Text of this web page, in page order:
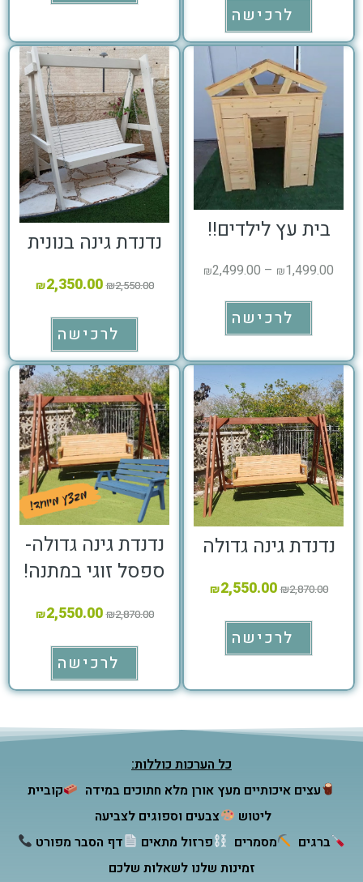
לרכישה
בית עץ לילדים!!
₪1,499.00
–
₪2,499.00
לרכישה
נדנדת גינה בנונית
₪2,550.00
₪2,350.00
לרכישה
נדנדת גינה גדולה
₪2,870.00
₪2,550.00
לרכישה
נדנדת גינה גדולה-
ספסל זוגי במתנה!
₪2,870.00
₪2,550.00
לרכישה
כל הערכות כוללות:
עצים איכותיים מעץ אורן מלא חתוכים במידה
קוביית
ליטוש
צבעים וספוגים לצביעה
ברגים
מסמרים פרזול מתאים
דף הסבר מפורט
זמינות שלנו לשאלות שלכם